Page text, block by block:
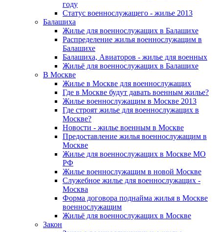
году
Статус военнослужащего - жилье 2013
Балашиха
Жилье для военнослужащих в Балашихе
Распределение жилья военнослужащим в
Балашихе
Балашиха, Авиаторов - жилье для военных
Жильё для военнослужащих в Балашихе
В Москве
Жилье в Москве для военнослужащих
Где в Москве будут давать военным жилье?
Жилье военнослужащим в Москве 2013
Где строят жилье для военнослужащих в
Москве?
Новости - жилье военным в Москве
Предоставление жилья военнослужащим в
Москве
Жилье для военнослужащих в Москве МО
РФ
Жилье военнослужащим в новой Москве
Служебное жилье для военнослужащих -
Москва
Форма договора поднайма жилья в Москве
военнослужащим
Жильё для военнослужащих в Москве
Закон